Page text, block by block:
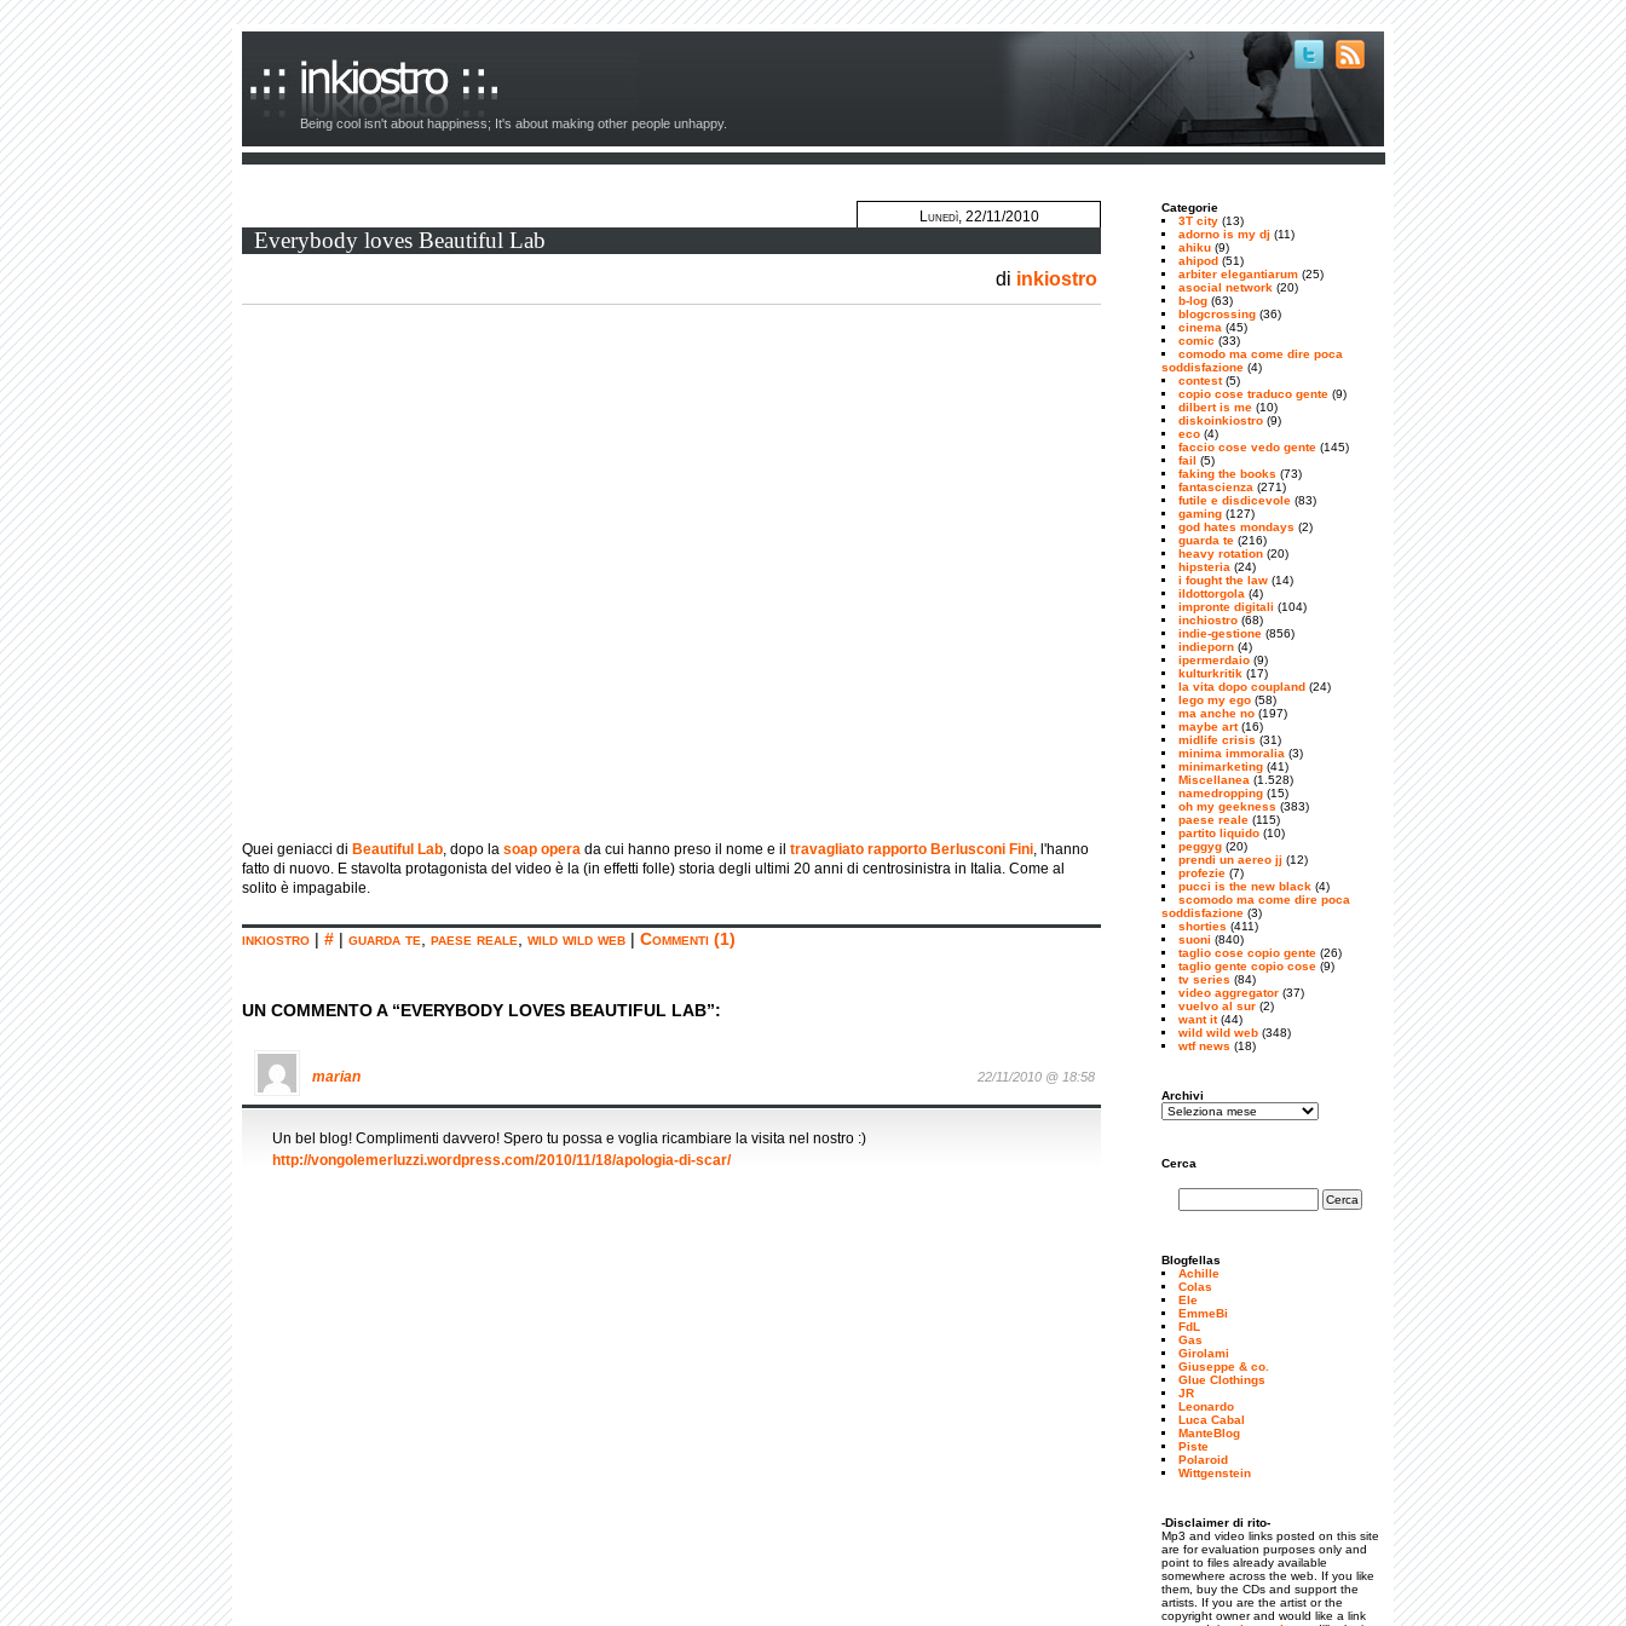
Being cool isn't about happiness; It's about making other people unhappy.
Lunedì, 22/11/2010
Everybody loves Beautiful Lab
di inkiostro
Quei geniacci di Beautiful Lab, dopo la soap opera da cui hanno preso il nome e il travagliato rapporto Berlusconi Fini, l'hanno
fatto di nuovo. E stavolta protagonista del video è la (in effetti folle) storia degli ultimi 20 anni di centrosinistra in Italia. Come al
solito è impagabile.
inkiostro | # | guarda te paese reale wild wild web | Commenti (1)
UN COMMENTO A “EVERYBODY LOVES BEAUTIFUL LAB”:
marian 22/11/2010 @ 18:58
Un bel blog! Complimenti davvero! Spero tu possa e voglia ricambiare la visita nel nostro :)
http://vongolemerluzzi.wordpress.com/2010/11/18/apologia-di-scar/
Categorie
3T city (13)
adorno is my dj (11)
ahiku (9)
ahipod (51)
arbiter elegantiarum (25)
asocial network (20)
b-log (63)
blogcrossing (36)
cinema (45)
comic (33)
comodo ma come dire poca
soddisfazione (4)
contest(5)
copio cose traduco gente (9)
dilbert is me (10)
diskoinkiostro (9)
eco (4)
faccio cose vedo gente (145)
fail (5)
faking the books (73)
fantascienza (271)
futile e disdicevole (83)
gaming (127)
god hates mondays (2)
guarda te (216)
heavy rotation (20)
hipsteria (24)
i fought the law (14)
ildottorgola (4)
impronte digitali (104)
inchiostro (68)
indie-gestione (856)
indieporn (4)
ipermerdaio (9)
kulturkritik (17)
la vita dopo coupland (24)
lego my ego (58)
ma anche no (197)
maybe art(16)
midlife crisis (31)
minima immoralia (3)
minimarketing (41)
Miscellanea (1.528)
namedropping (15)
oh my geekness (383)
paese reale (115)
partito liquido (10)
peggyg (20)
prendi un aereo jj (12)
profezie (7)
pucci is the new black (4)
scomodo ma come dire poca
soddisfazione (3)
shorties (411)
suoni (840)
taglio cose copio gente (26)
taglio gente copio cose (9)
tv series (84)
video aggregator (37)
vuelvo al sur (2)
want it(44)
wild wild web (348)
wtf news (18)
Archivi
Cerca
Blogfellas
Achille
Colas
Ele
EmmeBi
FdL
Gas
Girolami
Giuseppe & co.
Glue Clothings
JR
Leonardo
Luca Cabal
ManteBlog
Piste
Polaroid
Wittgenstein
-Disclaimer di rito-
Mp3 and video links posted on this site
are for evaluation purposes only and
point to files already available
somewhere across the web. If you like
them, buy the CDs and support the
artists. If you are the artist or the
copyright owner and would like a link